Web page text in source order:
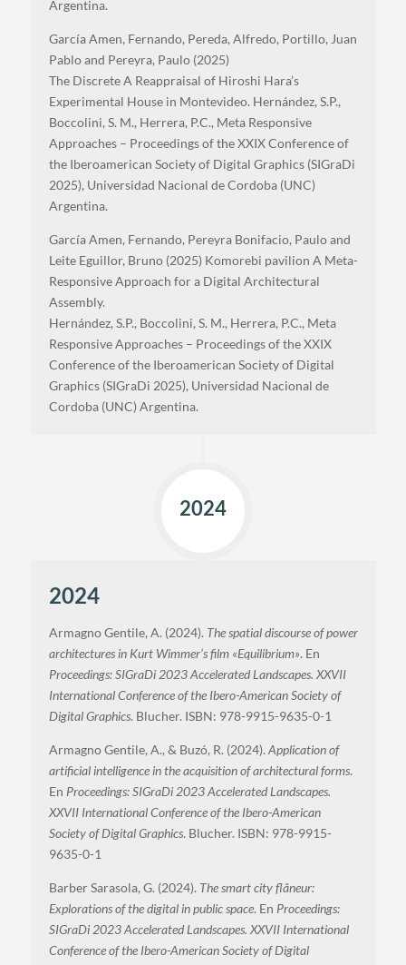
Argentina.
García Amen, Fernando, Pereda, Alfredo, Portillo, Juan
Pablo and Pereyra, Paulo (2025)
The Discrete A Reappraisal of Hiroshi Hara’s
Experimental House in Montevideo. Hernández, S.P.,
Boccolini, S. M., Herrera, P.C., Meta Responsive
Approaches – Proceedings of the XXIX Conference of
the Iberoamerican Society of Digital Graphics (SIGraDi
2025), Universidad Nacional de Cordoba (UNC)
Argentina.
García Amen, Fernando, Pereyra Bonifacio, Paulo and
Leite Eguillor, Bruno (2025) Komorebi pavilion A Meta-
Responsive Approach for a Digital Architectural
Assembly.
Hernández, S.P., Boccolini, S. M., Herrera, P.C., Meta
Responsive Approaches – Proceedings of the XXIX
Conference of the Iberoamerican Society of Digital
Graphics (SIGraDi 2025), Universidad Nacional de
Cordoba (UNC) Argentina.
2024
2024
Armagno Gentile, A. (2024). The spatial discourse of power
architectures in Kurt Wimmer’s film «Equilibrium». En
Proceedings: SIGraDi 2023 Accelerated Landscapes. XXVII
International Conference of the Ibero-American Society of
Digital Graphics. Blucher. ISBN: 978-9915-9635-0-1
Armagno Gentile, A., & Buzó, R. (2024).Application of
artificial intelligence in the acquisition of architectural forms.
En Proceedings: SIGraDi 2023 Accelerated Landscapes.
XXVII International Conference of the Ibero-American
Society of Digital Graphics. Blucher. ISBN: 978-9915-
9635-0-1
Barber Sarasola, G. (2024). The smart city flâneur:
Explorations of the digital in public space. En Proceedings:
SIGraDi 2023 Accelerated Landscapes. XXVII International
Conference of the Ibero-American Society of Digital